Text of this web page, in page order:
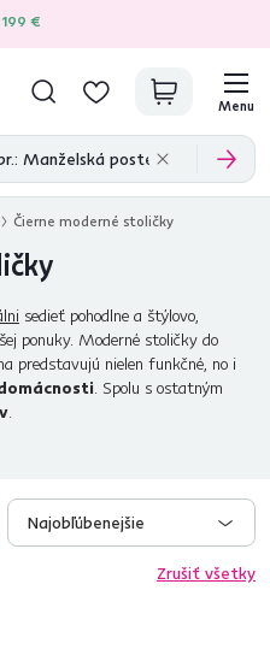
€
produktových recenzií
Menu
Čierne moderné stoličky
sedieť pohodlne a štýlovo,
ponuky. Moderné stoličky do
predstavujú nielen funkčné, no i
. Spolu s ostatným
.
Najobľúbenejšie
Zrušiť všetky